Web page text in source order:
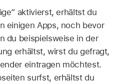
aktivierst, erhältst du
einigen Apps, noch bevor
du beispielsweise in der
erhältst, wirst du gefragt,
eintragen möchtest.
surfst, erhältst du